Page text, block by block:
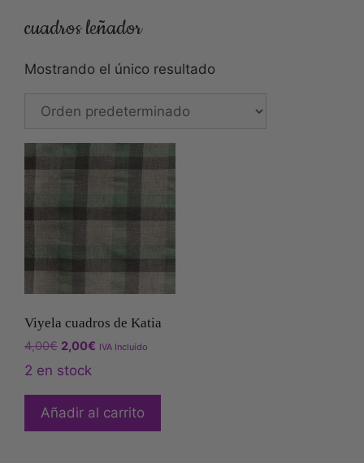
cuadros leñador
Mostrando el único resultado
Viyela cuadros de Katia
4,00€ 2,00€ IVA Incluído
2 en stock
Añadir al carrito